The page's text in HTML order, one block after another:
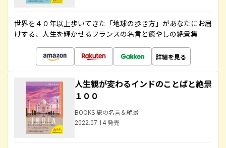
世界を４０年以上歩いてきた「地球の歩き方」があなたにお届
けする、人生を輝かせるフランスの名言と癒やしの絶景集
詳細を見る
人生観が変わるインドのことばと絶景
１００
BOOKS 旅の名言＆絶景
2022.07.14 発売